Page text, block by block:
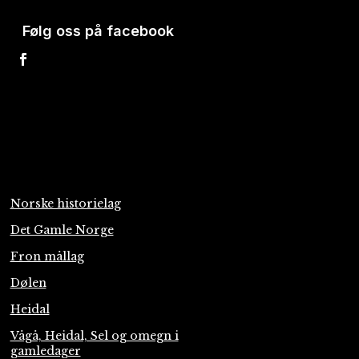
Følg oss på facebook
Norske historielag
Det Gamle Norge
Fron mållag
Dølen
Heidal
Vågå, Heidal, Sel og omegn i
gamledager